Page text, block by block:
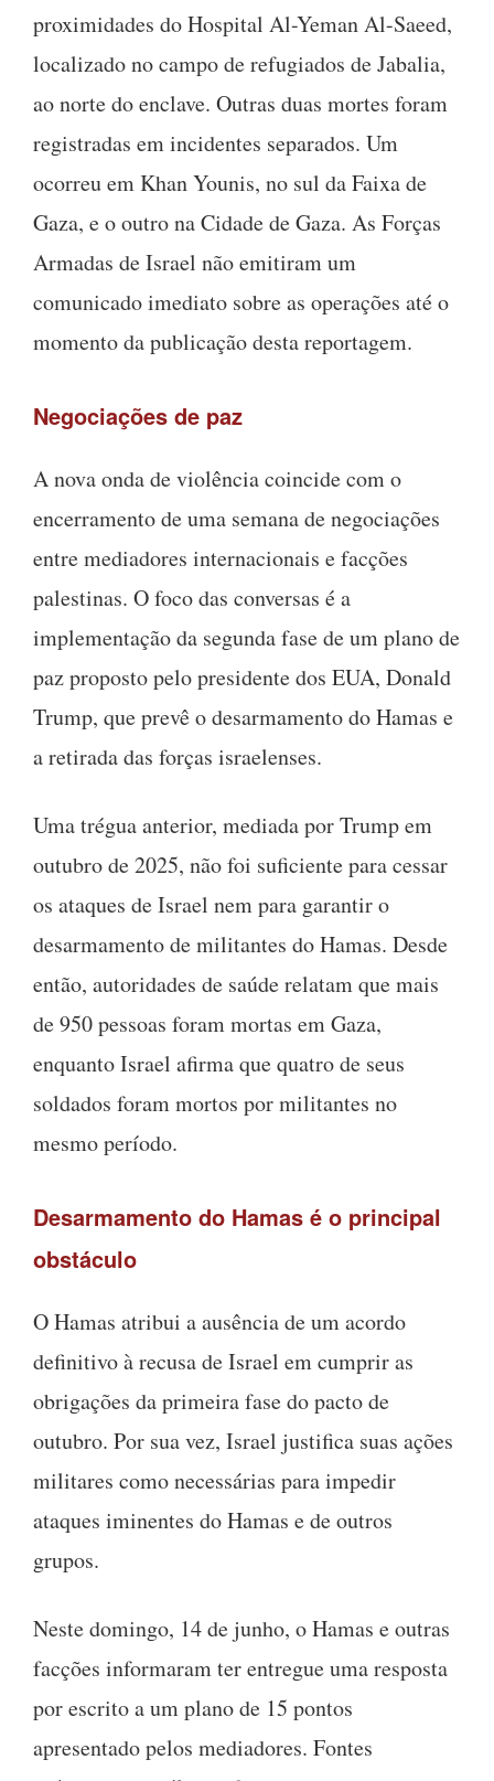
proximidades do Hospital Al-Yeman Al-Saeed,
localizado no campo de refugiados de Jabalia,
ao norte do enclave. Outras duas mortes foram
registradas em incidentes separados. Um
ocorreu em Khan Younis, no sul da Faixa de
Gaza, e o outro na Cidade de Gaza. As Forças
Armadas de Israel não emitiram um
comunicado imediato sobre as operações até o
momento da publicação desta reportagem.
Negociações de paz
A nova onda de violência coincide com o
encerramento de uma semana de negociações
entre mediadores internacionais e facções
palestinas. O foco das conversas é a
implementação da segunda fase de um plano de
paz proposto pelo presidente dos EUA, Donald
Trump, que prevê o desarmamento do Hamas e
a retirada das forças israelenses.
Uma trégua anterior, mediada por Trump em
outubro de 2025, não foi suficiente para cessar
os ataques de Israel nem para garantir o
desarmamento de militantes do Hamas. Desde
então, autoridades de saúde relatam que mais
de 950 pessoas foram mortas em Gaza,
enquanto Israel afirma que quatro de seus
soldados foram mortos por militantes no
mesmo período.
Desarmamento do Hamas é o principal
obstáculo
O Hamas atribui a ausência de um acordo
definitivo à recusa de Israel em cumprir as
obrigações da primeira fase do pacto de
outubro. Por sua vez, Israel justifica suas ações
militares como necessárias para impedir
ataques iminentes do Hamas e de outros
grupos.
Neste domingo, 14 de junho, o Hamas e outras
facções informaram ter entregue uma resposta
por escrito a um plano de 15 pontos
apresentado pelos mediadores. Fontes